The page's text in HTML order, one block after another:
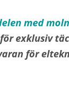
med
för exklusiv
för